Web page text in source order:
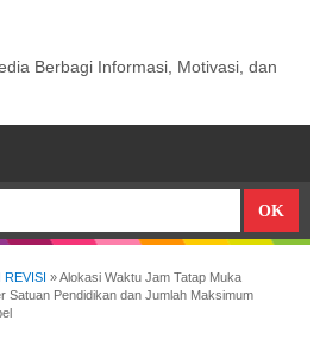
Berbagi Informasi, Motivasi, dan
REVISI »Alokasi Waktu Jam Tatap Muka
Satuan Pendidikan dan Jumlah Maksimum